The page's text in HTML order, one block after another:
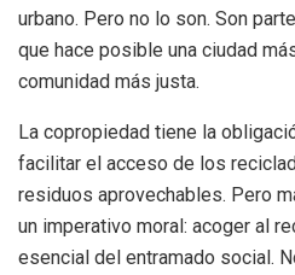
urbano. Pero no lo son. Son
que hace posible una ciudad
comunidad más justa.
La copropiedad tiene la
facilitar el acceso de los
residuos aprovechables. Pero
un imperativo moral: acoger al
esencial del entramado social.